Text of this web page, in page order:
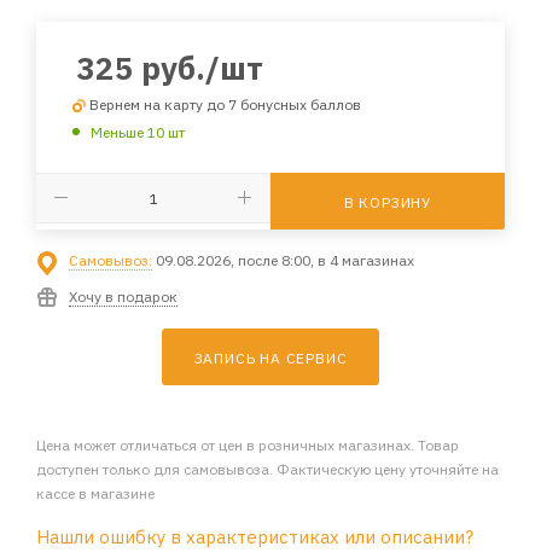
325 руб./шт
Вернем на карту до 7 бонусных баллов
Меньше 10 шт
В КОРЗИНУ
Самовывоз: 09.08.2026, после 8:00, в 4 магазинах
Хочу в подарок
ЗАПИСЬ НА СЕРВИС
Цена может отличаться от цен в розничных магазинах. Товар
доступен только для самовывоза. Фактическую цену уточняйте на
кассе в магазине
Нашли ошибку в характеристиках или описании?